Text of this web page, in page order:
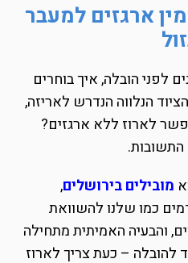
ארגזים למעבר
לפני הובלה, איך בוחרים
הנלווה הנדרש לאריזה,
לארוז ללא ארגזים?
התשובות.
מובילים בירושלים,
כמו שלנו להשוואת
והבעיה האמיתית מתחילה
להובלה – כעת צריך לארוז